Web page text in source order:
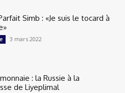
Simb : «Je suis le tocard à
3 mars 2022
: la Russie à la
de Liyeplimal